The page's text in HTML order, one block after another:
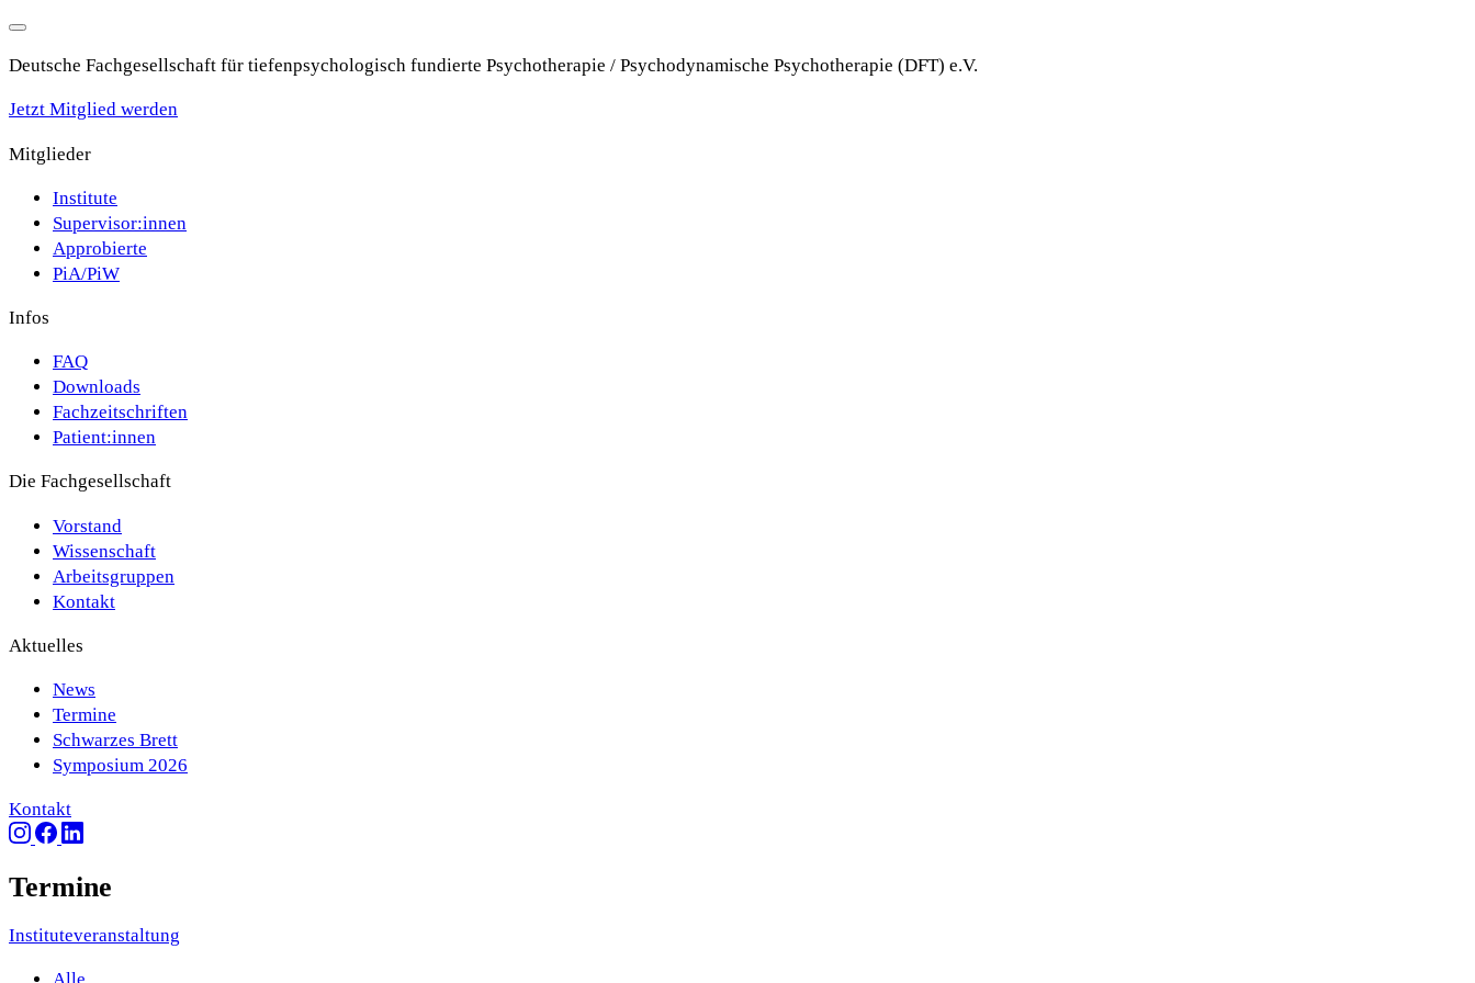
Deutsche Fachgesellschaft für tiefenpsychologisch fundierte Psychotherapie / Psychodynamische Psychotherapie (DFT) e.V.
Jetzt Mitglied werden
Mitglieder
Institute
Supervisor:innen
Approbierte
PiA/PiW
Infos
FAQ
Downloads
Fachzeitschriften
Patient:innen
Die Fachgesellschaft
Vorstand
Wissenschaft
Arbeitsgruppen
Kontakt
Aktuelles
News
Termine
Schwarzes Brett
Symposium 2026
Kontakt
Termine
Instituteveranstaltung